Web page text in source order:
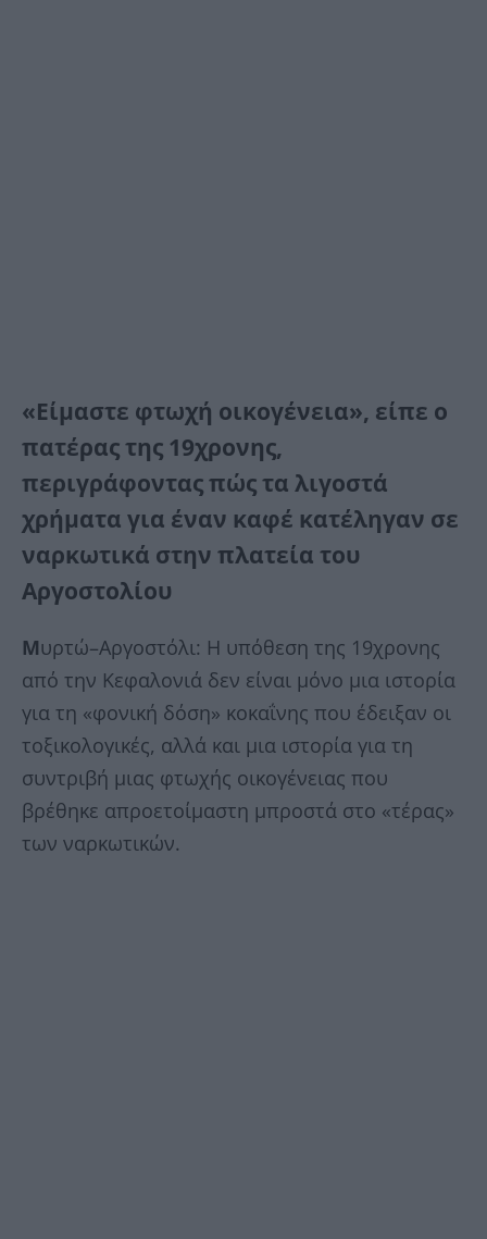
«Είμαστε φτωχή οικογένεια», είπε ο
πατέρας της 19χρονης,
περιγράφοντας πώς τα λιγοστά
χρήματα για έναν καφέ κατέληγαν σε
ναρκωτικά στην πλατεία του
Αργοστολίου
Μυρτώ–Αργοστόλι: Η υπόθεση της 19χρονης
από την Κεφαλονιά δεν είναι μόνο μια ιστορία
για τη «φονική δόση» κοκαΐνης που έδειξαν οι
τοξικολογικές, αλλά και μια ιστορία για τη
συντριβή μιας φτωχής οικογένειας που
βρέθηκε απροετοίμαστη μπροστά στο «τέρας»
των ναρκωτικών.